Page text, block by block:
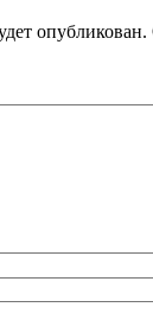
опубликован.